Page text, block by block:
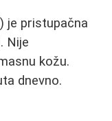
je pristupačna
Nije
kožu.
dnevno.